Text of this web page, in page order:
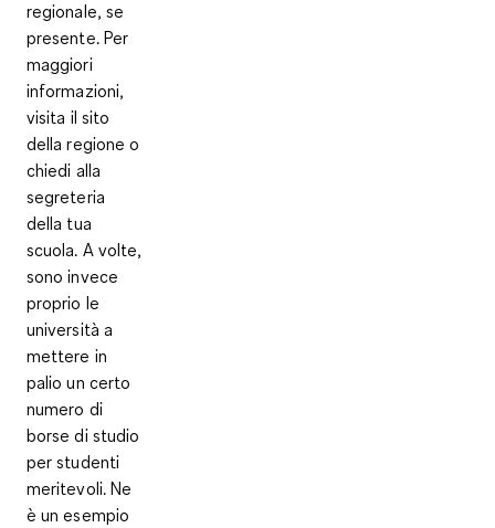
regionale, se
presente. Per
maggiori
informazioni,
visita il sito
della regione o
chiedi alla
segreteria
della tua
scuola. A volte,
sono invece
proprio le
università a
mettere in
palio un certo
numero di
borse di studio
per studenti
meritevoli. Ne
è un esempio